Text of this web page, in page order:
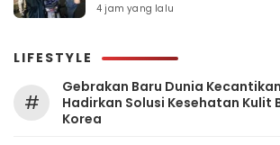
4 jam yang lalu
LIFESTYLE
#
Gebrakan Baru Dunia
Hadirkan Solusi Kesehatan Kulit
Korea